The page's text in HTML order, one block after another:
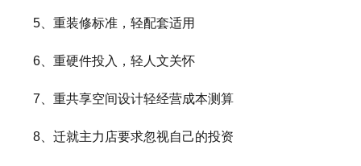
5、重装修标准，轻配套适用
6、重硬件投入，轻人文关怀
7、重共享空间设计轻经营成本测算
8、迁就主力店要求忽视自己的投资